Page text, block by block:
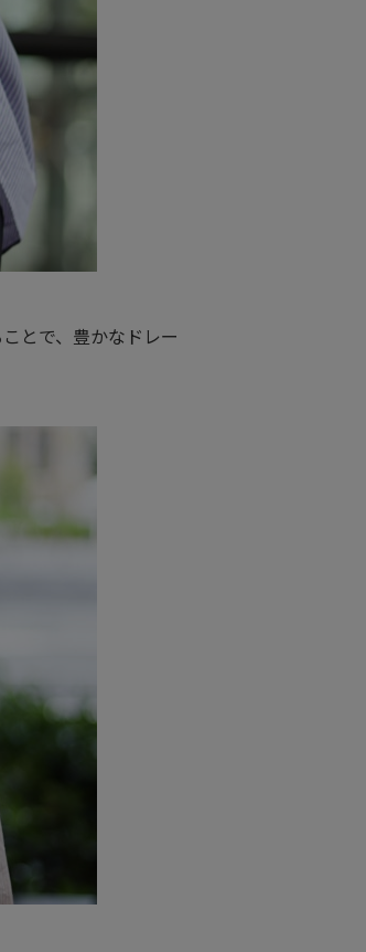
とで、豊かなドレー